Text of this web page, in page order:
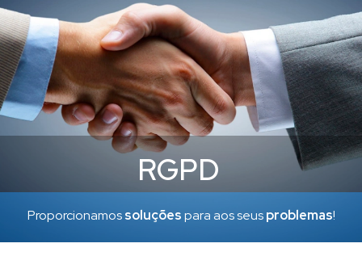
RGPD
Proporcionamossoluçõespara aos seusproblemas!